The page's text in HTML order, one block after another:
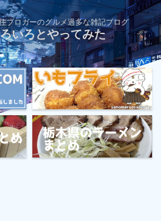
ブロガーのグルメ過多な雑記ブログ
いろとやってみた